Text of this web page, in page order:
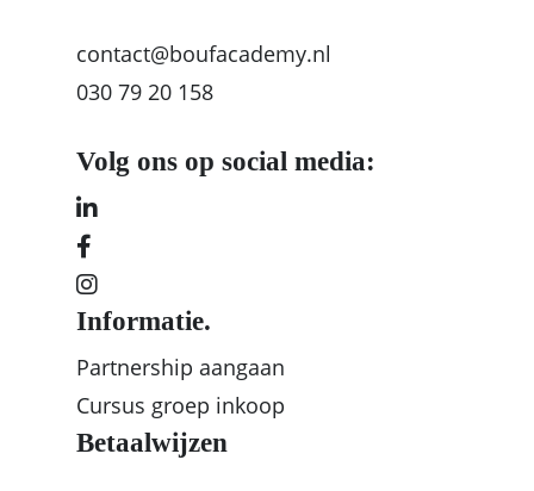
contact@boufacademy.nl
030 79 20 158
Volg ons op social media:
Informatie.
Partnership aangaan
Cursus groep inkoop
Betaalwijzen